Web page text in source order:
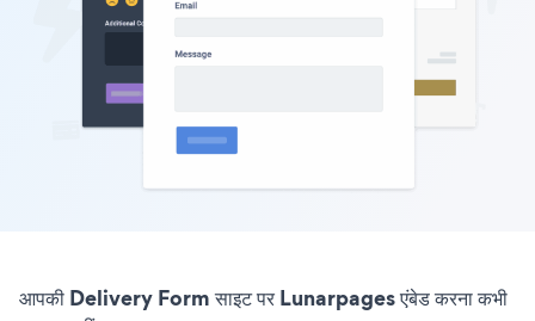
आपकी Delivery Form साइट पर Lunarpages एंबेड करना कभी